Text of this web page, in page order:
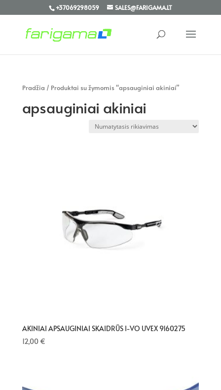
+37069298059 SALES@FARIGAMA.LT
Pradžia / Produktai su žymomis “apsauginiai akiniai”
apsauginiai akiniai
AKINIAI APSAUGINIAI SKAIDRŪS I-VO UVEX 9160275
12,00 €